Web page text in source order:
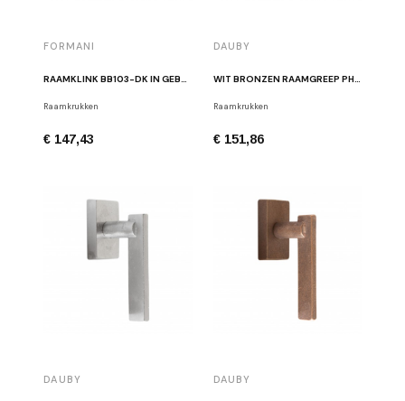
FORMANI
Raamkrukken
€ 147,43
DAUBY
Raamkrukken
€ 151,86
DAUBY DAUBY